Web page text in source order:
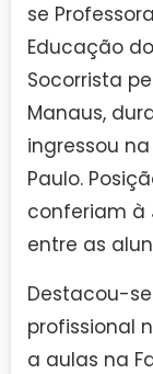
se
Educação
Socorrista
Manaus,
ingressou
Paulo.
conferiam à
entre as
Destacou-
profissional
a aulas na